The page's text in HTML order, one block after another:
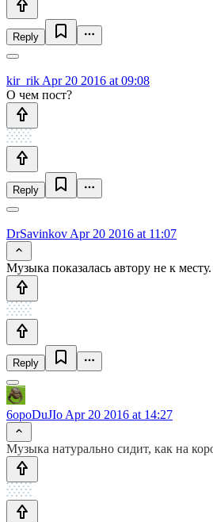
Reply
kir_rik Apr 20 2016 at 09:08
О чем пост?
Reply
DrSavinkov Apr 20 2016 at 11:07
Музыка показалась автору не к
Reply
6opoDuJIo Apr 20 2016 at 14:27
Музыка натурально сидит, как на